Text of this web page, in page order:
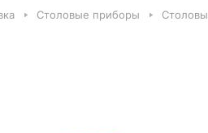
Столовые приборы